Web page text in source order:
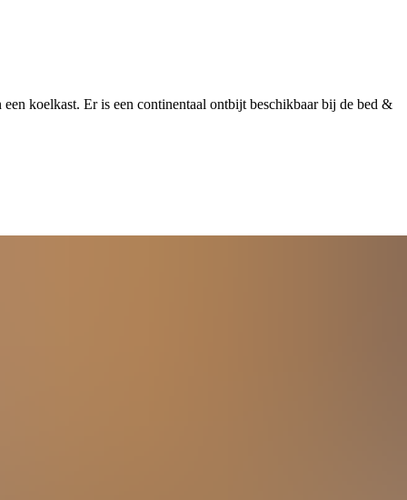
koelkast. Er is een continentaal ontbijt beschikbaar bij de bed &